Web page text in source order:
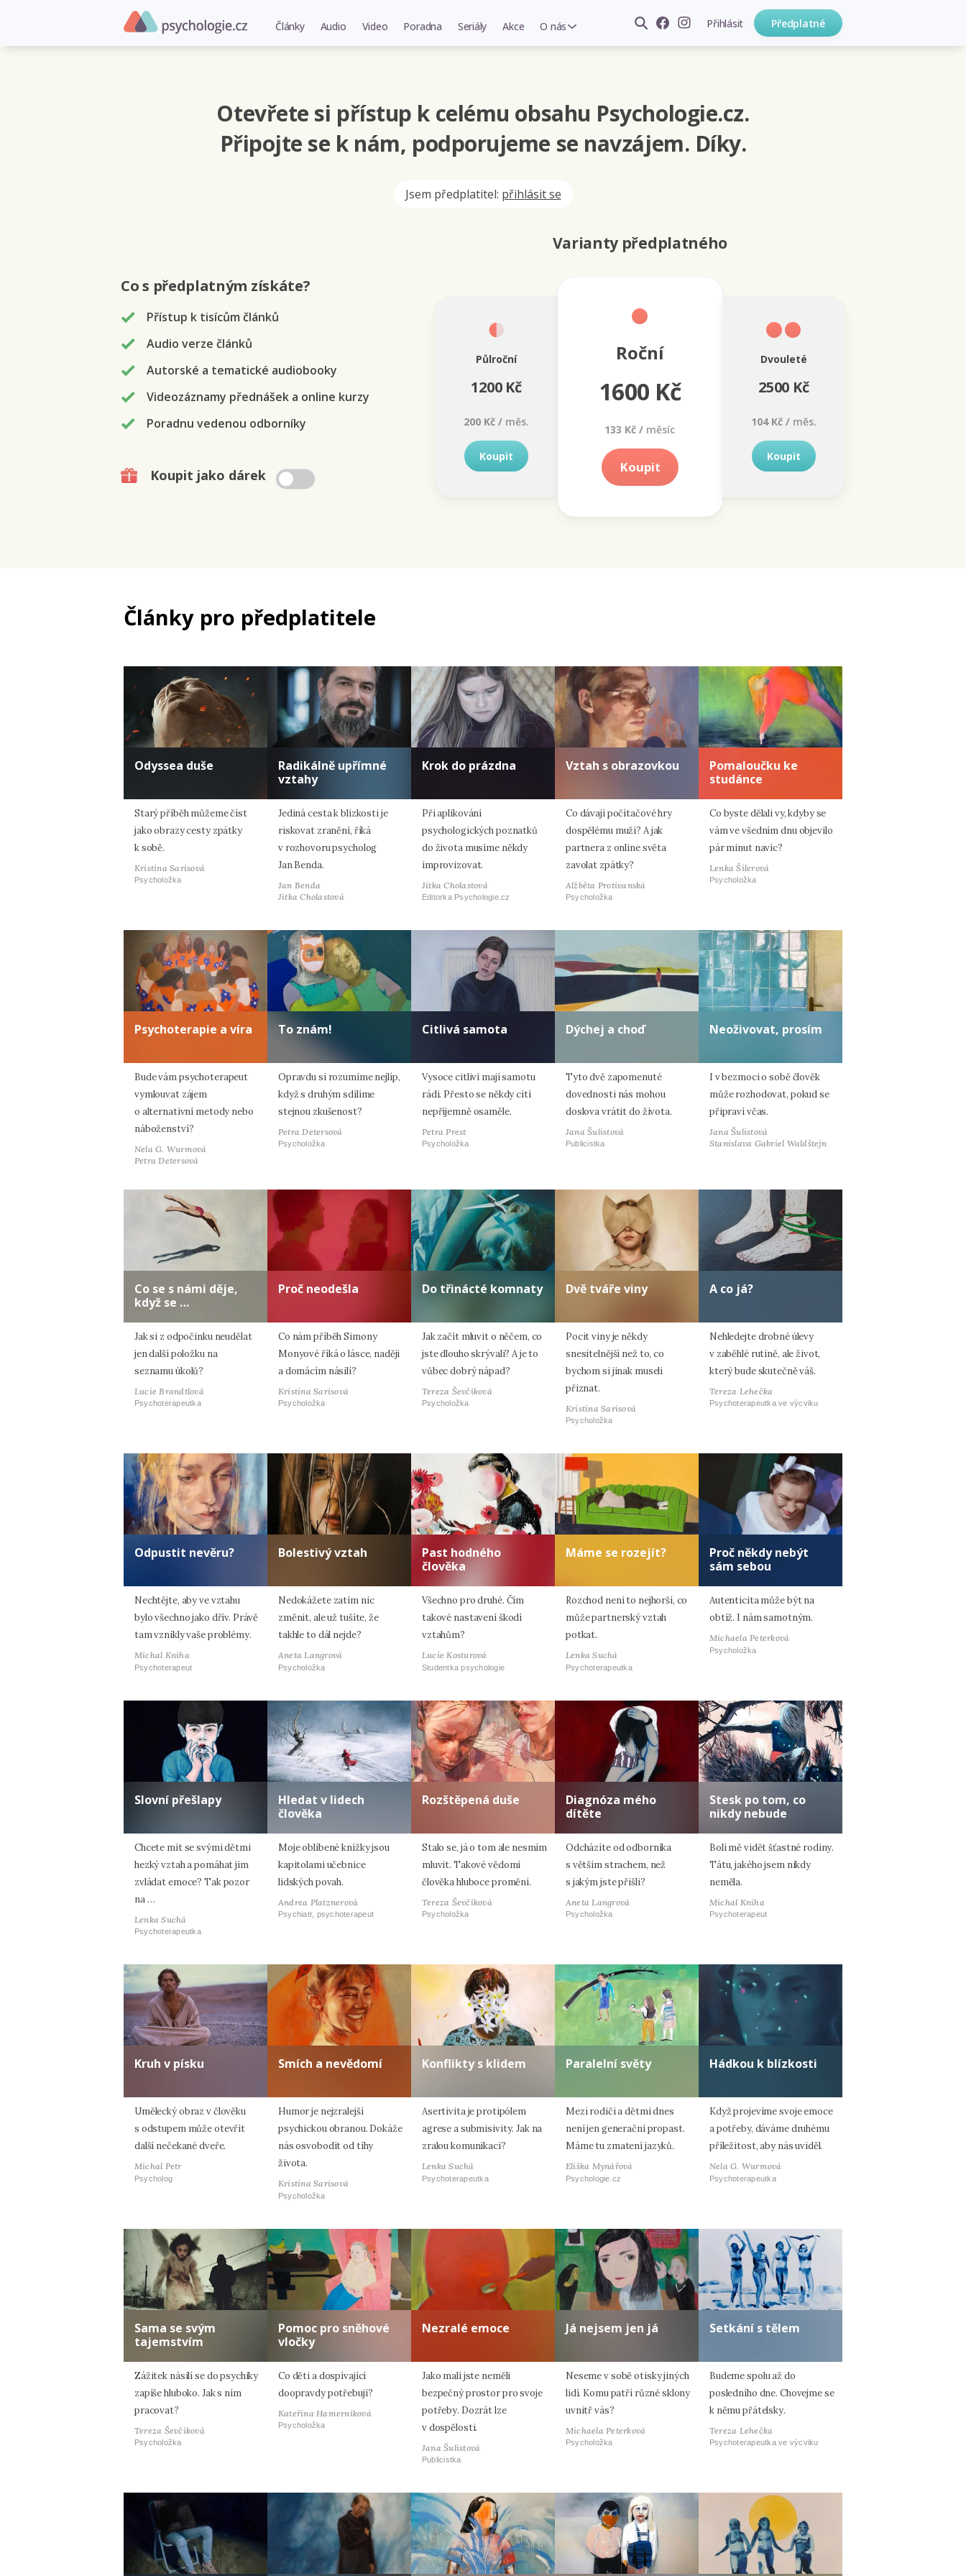
Články Audio Video Poradna Seriály Akce O nás Přihlásit Předplatné
Otevřete si přístup k celému obsahu Psychologie.cz.
Připojte se k nám, podporujeme se navzájem. Díky.
Jsem předplatitel: přihlásit se
Co s předplatným získáte?
Přístup k tisícům článků
Audio verze článků
Autorské a tematické audiobooky
Videozáznamy přednášek a online kurzy
Poradnu vedenou odborníky
Koupit jako dárek
Varianty předplatného
Půlroční
1200 Kč
200 Kč /měs.
Koupit
Roční
1600 Kč
133 Kč / měsíc
Koupit
Dvouleté
2500 Kč
104 Kč /měs.
Koupit
Články pro předplatitele
Odyssea duše
Starý příběh můžeme číst
jako obrazy cesty zpátky
k sobě.
Kristina Sarisová
Psycholožka
Radikálně upřímné
vztahy
Jediná cesta k blízkosti je
riskovat zranění, říká
v rozhovoru psycholog
Jan Benda.
Jan Benda
Jitka Cholastová
Krok do prázdna
Při aplikování
psychologických poznatků
do života musíme někdy
improvizovat.
Jitka Cholastová
Editorka Psychologie.cz
Vztah s obrazovkou
Co dávají počítačové hry
dospělému muži? A jak
partnera z online světa
zavolat zpátky?
Alžběta Protivanská
Psycholožka
Pomaloučku ke
studánce
Co byste dělali vy, kdyby se
vám ve všedním dnu objevilo
pár minut navíc?
Lenka Šilerová
Psycholožka
Psychoterapie a víra
Bude vám psychoterapeut
vymlouvat zájem
o alternativní metody nebo
náboženství?
Nela G. Wurmová
Petra Detersová
To znám!
Opravdu si rozumíme nejlíp,
když s druhým sdílíme
stejnou zkušenost?
Petra Detersová
Psycholožka
Citlivá samota
Vysoce citliví mají samotu
rádi. Přesto se někdy cítí
nepříjemně osaměle.
Petra Prest
Psycholožka
Dýchej a choď
Tyto dvě zapomenuté
dovednosti nás mohou
doslova vrátit do života.
Jana Šulistová
Publicistka
Neoživovat, prosím
I v bezmoci o sobě člověk
může rozhodovat, pokud se
připraví včas.
Jana Šulistová
Stanislava Gabriel Waldštejn
Co se s námi děje,
když se …
Jak si z odpočinku neudělat
jen další položku na
seznamu úkolů?
Lucie Brandtlová
Psychoterapeutka
Proč neodešla
Co nám příběh Simony
Monyové říká o lásce, naději
a domácím násilí?
Kristina Sarisová
Psycholožka
Do třinácté komnaty
Jak začít mluvit o něčem, co
jste dlouho skrývali? A je to
vůbec dobrý nápad?
Tereza Ševčíková
Psycholožka
Dvě tváře viny
Pocit viny je někdy
snesitelnější než to, co
bychom si jinak museli
přiznat.
Kristina Sarisová
Psycholožka
A co já?
Nehledejte drobné úlevy
v zaběhlé rutině, ale život,
který bude skutečně váš.
Tereza Lehečka
Psychoterapeutka ve výcviku
Odpustit nevěru?
Nechtějte, aby ve vztahu
bylo všechno jako dřív. Právě
tam vznikly vaše problémy.
Michal Kniha
Psychoterapeut
Bolestivý vztah
Nedokážete zatím nic
změnit, ale už tušíte, že
takhle to dál nejde?
Aneta Langrová
Psycholožka
Past hodného
člověka
Všechno pro druhé. Čím
takové nastavení škodí
vztahům?
Lucie Kosturová
Studentka psychologie
Máme se rozejít?
Rozchod není to nejhorší, co
může partnerský vztah
potkat.
Lenka Suchá
Psychoterapeutka
Proč někdy nebýt
sám sebou
Autenticita může být na
obtíž. I nám samotným.
Michaela Peterková
Psycholožka
Slovní přešlapy
Chcete mít se svými dětmi
hezký vztah a pomáhat jim
zvládat emoce? Tak pozor
na …
Lenka Suchá
Psychoterapeutka
Hledat v lidech
člověka
Moje oblíbené knížky jsou
kapitolami učebnice
lidských povah.
Andrea Platznerová
Psychiatr, psychoterapeut
Rozštěpená duše
Stalo se, já o tom ale nesmím
mluvit. Takové vědomí
člověka hluboce promění.
Tereza Ševčíková
Psycholožka
Diagnóza mého
dítěte
Odcházíte od odborníka
s větším strachem, než
s jakým jste přišli?
Aneta Langrová
Psycholožka
Stesk po tom, co
nikdy nebude
Bolí mě vidět šťastné rodiny.
Tátu, jakého jsem nikdy
neměla.
Michal Kniha
Psychoterapeut
Kruh v písku
Umělecký obraz v člověku
s odstupem může otevřít
další nečekané dveře.
Michal Petr
Psycholog
Smích a nevědomí
Humor je nejzralejší
psychickou obranou. Dokáže
nás osvobodit od tíhy
života.
Kristina Sarisová
Psycholožka
Konflikty s klidem
Asertivita je protipólem
agrese a submisivity. Jak na
zralou komunikaci?
Lenka Suchá
Psychoterapeutka
Paralelní světy
Mezi rodiči a dětmi dnes
není jen generační propast.
Máme tu zmatení jazyků.
Eliška Mynářová
Psychologie.cz
Hádkou k blízkosti
Když projevíme svoje emoce
a potřeby, dáváme druhému
příležitost, aby nás uviděl.
Nela G. Wurmová
Psychoterapeutka
Sama se svým
tajemstvím
Zážitek násilí se do psychiky
zapíše hluboko. Jak s ním
pracovat?
Tereza Ševčíková
Psycholožka
Pomoc pro sněhové
vločky
Co děti a dospívající
doopravdy potřebují?
Kateřina Hamerníková
Psycholožka
Nezralé emoce
Jako malí jste neměli
bezpečný prostor pro svoje
potřeby. Dozrát lze
v dospělosti.
Jana Šulistová
Publicistka
Já nejsem jen já
Neseme v sobě otisky jiných
lidí. Komu patří různé sklony
uvnitř vás?
Michaela Peterková
Psycholožka
Setkání s tělem
Budeme spolu až do
posledního dne. Chovejme se
k němu přátelsky.
Tereza Lehečka
Psychoterapeutka ve výcviku